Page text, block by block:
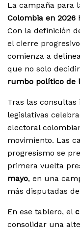
La campaña para
Colombia en 2026
Con la definición
el cierre
comienza a
que no solo
rumbo político de
Tras las consultas
legislativas
electoral
movimiento. Las
progresismo se
primera vuelta
mayo, en una
más disputadas
En ese tablero, el
consolidar una